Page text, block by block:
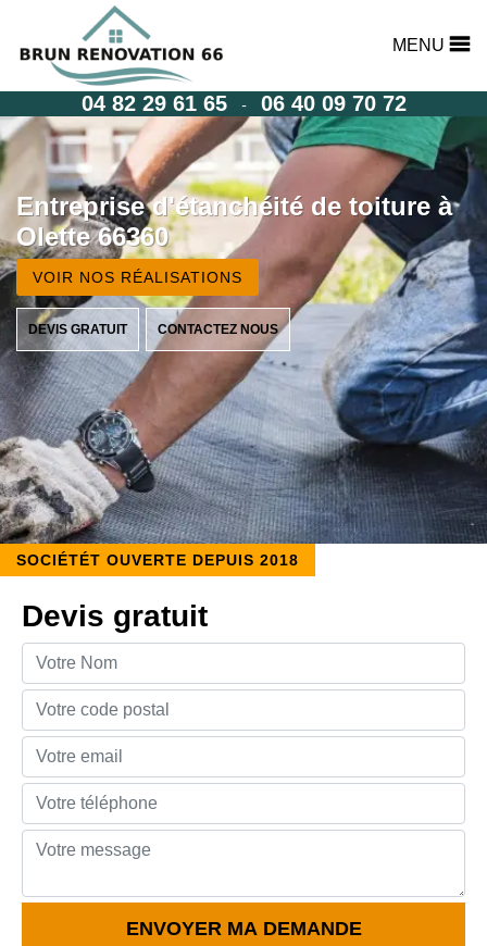
MENU
04 82 29 61 65 - 06 40 09 70 72
Entreprise d'étanchéité de toiture à
Olette 66360
VOIR NOS RÉALISATIONS
DEVIS GRATUIT CONTACTEZ NOUS
SOCIÉTÉT OUVERTE DEPUIS 2018
Devis gratuit